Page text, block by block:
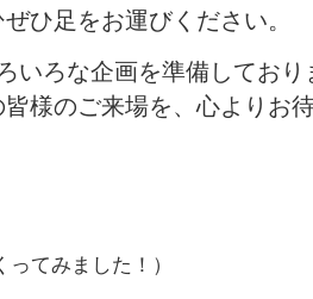
ひ足をお運びください。
いろな企画を準備しており
様のご来場を、心よりお
てみました！）